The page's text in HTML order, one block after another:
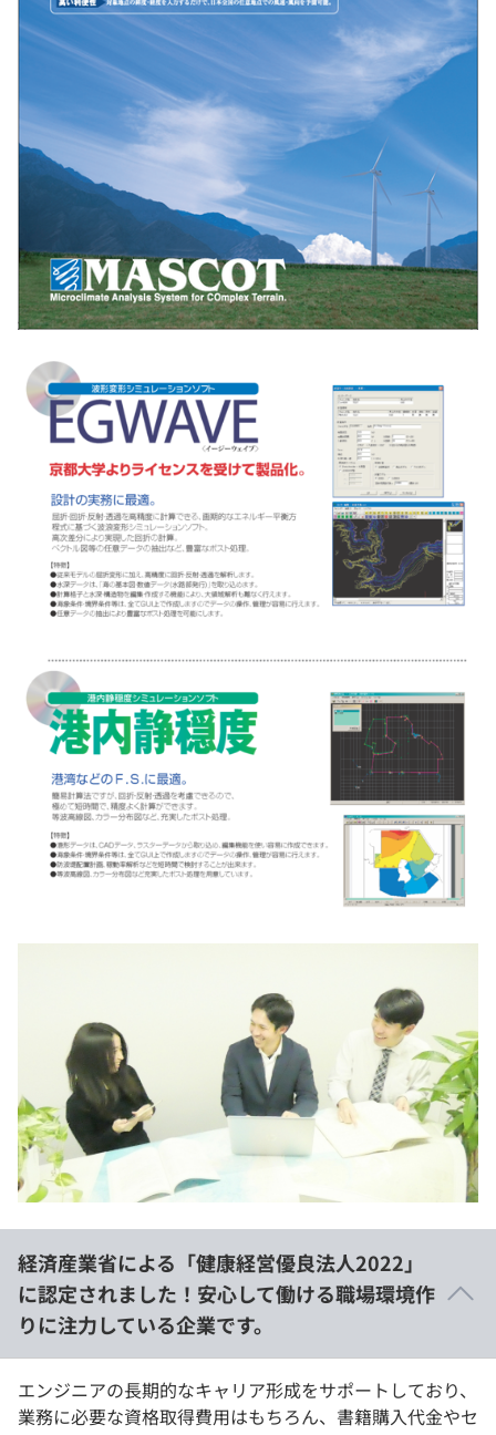
経済産業省による「健康経営優良法人2022」
に認定されました！安心して働ける職場環境作
りに注力している企業です。
エンジニアの⻑期的なキャリア形成をサポートしており、
業務に必要な資格取得費⽤はもちろん、書籍購⼊代⾦やセ